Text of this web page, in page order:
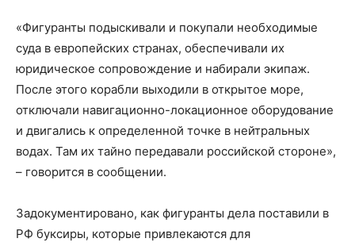
«Фигуранты подыскивали и покупали необходимые
суда в европейских странах, обеспечивали их
юридическое сопровождение и набирали экипаж.
После этого корабли выходили в открытое море,
отключали навигационно-локационное оборудование
и двигались к определенной точке в нейтральных
водах. Там их тайно передавали российской стороне»,
– говорится в сообщении.
Задокументировано, как фигуранты дела поставили в
РФ буксиры, которые привлекаются для